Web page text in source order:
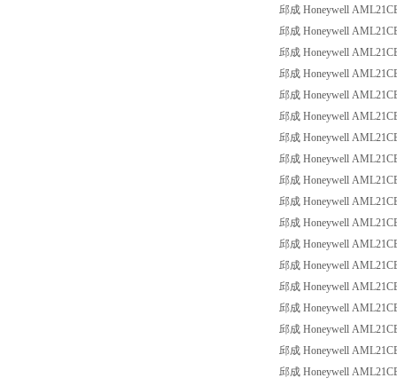
邱成 Honeywell
邱成 Honeywell
邱成 Honeywell
邱成 Honeywell
邱成 Honeywell
邱成 Honeywell
邱成 Honeywell
邱成 Honeywell
邱成 Honeywell
邱成 Honeywell
邱成 Honeywell
邱成 Honeywell
邱成 Honeywell
邱成 Honeywell
邱成 Honeywell
邱成 Honeywell
邱成 Honeywell
邱成 Honeywell